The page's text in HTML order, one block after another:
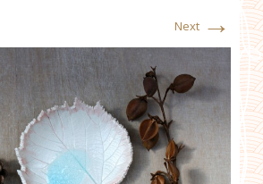
Next →